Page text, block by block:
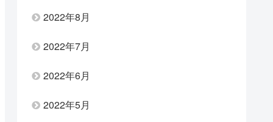
2022年8月
2022年7月
2022年6月
2022年5月